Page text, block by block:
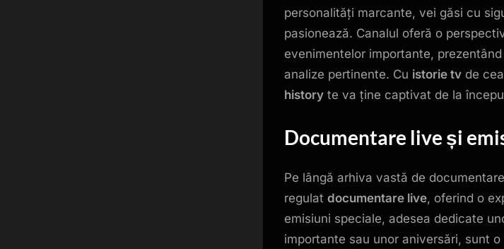
personalități marcante, vei găsi cu
pasionează. Canalul oferă o
evenimentelor importante,
analize pertinente. Cu istorie tv de
history te va ține captivat de la
Documentare live și
Pe lângă arhiva vastă de
regulat documentare live, oferind o
emisiuni speciale, adesea dedicate
importante sau unor aniversări, sunt